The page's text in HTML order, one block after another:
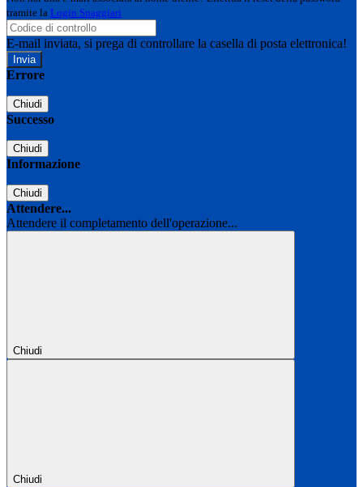
tramite la Login Spaggiari
E-mail inviata, si prega di controllare la casella di posta elettronica!
Errore
Chiudi
Successo
Chiudi
Informazione
Chiudi
Attendere...
Attendere il completamento dell'operazione...
Chiudi
Chiudi